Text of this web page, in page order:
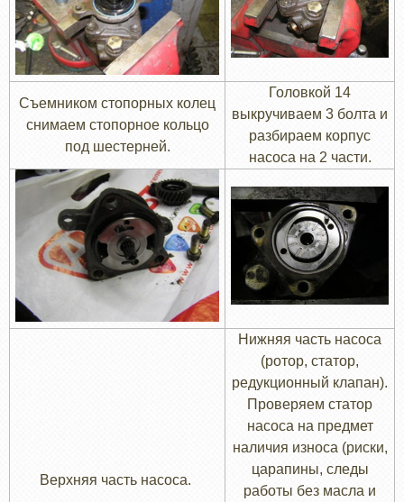
Съемником стопорных колец
снимаем стопорное кольцо
под шестерней.
Головкой 14
выкручиваем 3 болта и
разбираем корпус
насоса на 2 части.
Верхняя часть насоса.
Нижняя часть насоса
(ротор, статор,
редукционный клапан).
Проверяем статор
насоса на предмет
наличия износа (риски,
царапины, следы
работы без масла и